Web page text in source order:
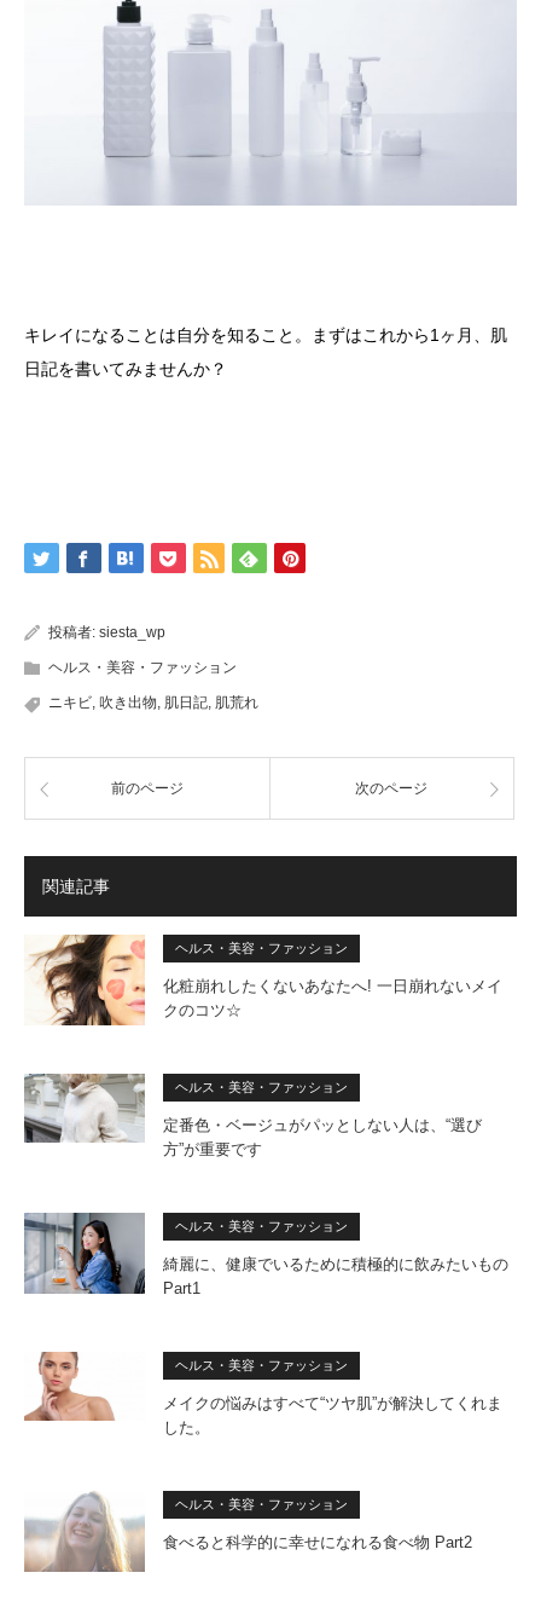
キレイになることは自分を知ること。まずはこれから1ヶ月、肌
日記を書いてみませんか？
投稿者: siesta_wp
ヘルス・美容・ファッション
ニキビ, 吹き出物, 肌日記, 肌荒れ
前のページ 次のページ
関連記事
ヘルス・美容・ファッション
化粧崩れしたくないあなたへ! 一日崩れないメイ
クのコツ☆
ヘルス・美容・ファッション
定番色・ベージュがパッとしない人は、“選び
方”が重要です
ヘルス・美容・ファッション
綺麗に、健康でいるために積極的に飲みたいもの
Part1
ヘルス・美容・ファッション
メイクの悩みはすべて“ツヤ肌”が解決してくれま
した。
ヘルス・美容・ファッション
食べると科学的に幸せになれる食べ物 Part2